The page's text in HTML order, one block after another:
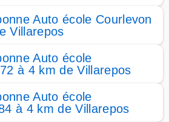
Auto école Courlevon
Villarepos
Auto école
à 4 km de Villarepos
Auto école
à 4 km de Villarepos